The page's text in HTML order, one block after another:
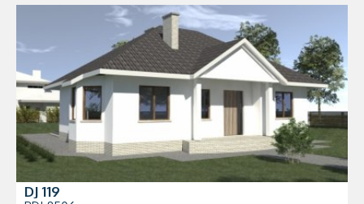
DJ 119